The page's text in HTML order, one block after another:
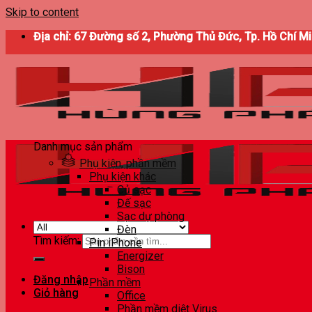
Skip to content
Địa chỉ: 67 Đường số 2, Phường Thủ Đức, Tp. Hồ Chí
Tìm kiếm:
Đăng nhập
Giỏ hàng
Danh mục sản phẩm
Phụ kiện, phần mềm
Phụ kiện khác
Củ sạc
Đế sạc
Sạc dự phòng
Đèn
Pin iPhone
Energizer
Bison
Phần mềm
Office
Phần mềm diệt Virus